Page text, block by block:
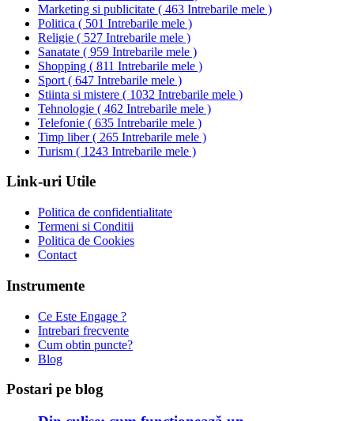
Marketing si publicitate ( 463 Intrebarile mele )
Politica ( 501 Intrebarile mele )
Religie ( 527 Intrebarile mele )
Sanatate ( 959 Intrebarile mele )
Shopping ( 811 Intrebarile mele )
Sport ( 647 Intrebarile mele )
Stiinta si mistere ( 1032 Intrebarile mele )
Tehnologie ( 462 Intrebarile mele )
Telefonie ( 635 Intrebarile mele )
Timp liber( 265 Intrebarile mele )
Turism ( 1243 Intrebarile mele )
Link-uri Utile
Politica de confidentialitate
Termeni si Conditii
Politica de Cookies
Contact
Instrumente
Ce Este Engage ?
Intrebari frecvente
Cum obtin puncte?
Blog
Postari pe blog